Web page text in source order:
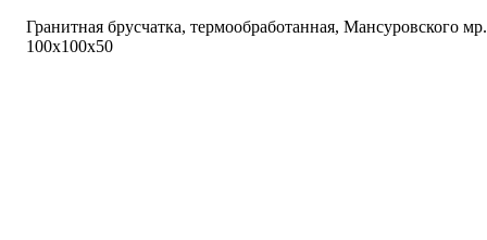
Гранитная брусчатка, термообработанная, Мансуровского
100х100х50